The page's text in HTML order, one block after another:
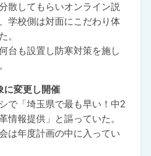
散してもらいオンライン説
学校側は対面にこだわり体
。
台も設置し防寒対策を施し
変更し開催
で「埼玉県で最も早い！中2
情報提供」と謳っていた。
は年度計画の中に入ってい